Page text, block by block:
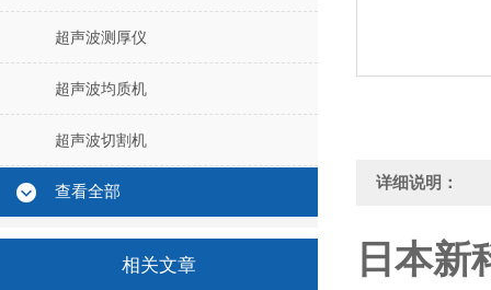
超声波测厚仪
超声波均质机
超声波切割机
查看全部
相关文章
详细说明：
日本新